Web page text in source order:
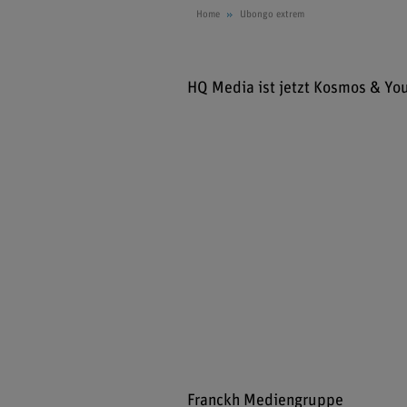
Home Ubongo extrem
HQ Media ist jetzt Kosmos &
Franckh Mediengruppe